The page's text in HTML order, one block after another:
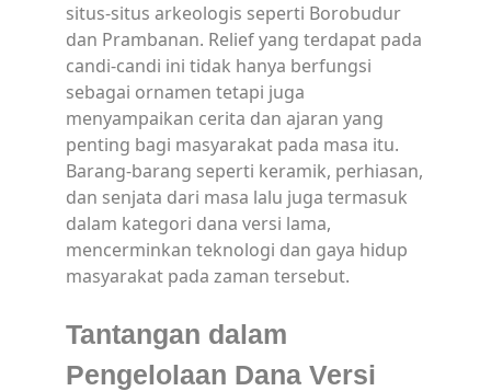
situs-situs arkeologis seperti Borobudur
dan Prambanan. Relief yang terdapat pada
candi-candi ini tidak hanya berfungsi
sebagai ornamen tetapi juga
menyampaikan cerita dan ajaran yang
penting bagi masyarakat pada masa itu.
Barang-barang seperti keramik, perhiasan,
dan senjata dari masa lalu juga termasuk
dalam kategori dana versi lama,
mencerminkan teknologi dan gaya hidup
masyarakat pada zaman tersebut.
Tantangan dalam
Pengelolaan Dana Versi